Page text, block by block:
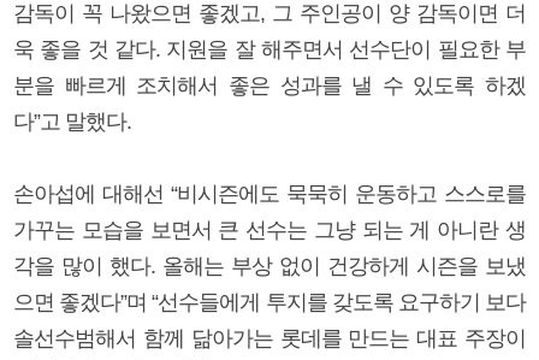
감독이 꼭 나왔으면 좋겠고, 그 주인공이 양 감독이면 더
욱 좋을 것 같다. 지원을 잘 해주면서 선수단이 필요한 부
분을 빠르게 조치해서 좋은 성과를 낼 수 있도록 하겠
다”고 말했다.
손아섭에 대해선 “비시즌에도 묵묵히 운동하고 스스로를
가꾸는 모습을 보면서 큰 선수는 그냥 되는 게 아니란 생
각을 많이 했다. 올해는 부상 없이 건강하게 시즌을 보냈
으면 좋겠다”며 “선수들에게 투지를 갖도록 요구하기 보다
솔선수범해서 함께 닮아가는 롯데를 만드는 대표 주장이